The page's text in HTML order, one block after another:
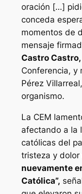
oración […]
conceda
momentos de
mensaje
Castro Castro,
Conferencia, y
Pérez
organismo.
La CEM
afectando a la
católicas del
tristeza y dolor
nuevamente
Católica”,